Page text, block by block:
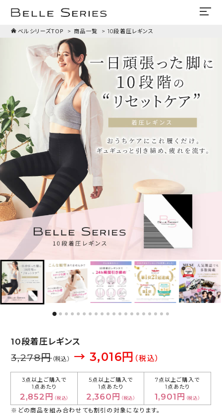
ベルシリーズTOP 商品一覧 10段着圧レギンス
10段着圧レギンス
3,278円（税込） → 3,016円 （税込）
3点以上ご購入で
1点あたり
2,852円 （税込）
5点以上ご購入で
1点あたり
2,360円 （税込）
7点以上ご購入で
1点あたり
1,901円 （税込）
※どの商品を組み合わせても割引の対象になります。